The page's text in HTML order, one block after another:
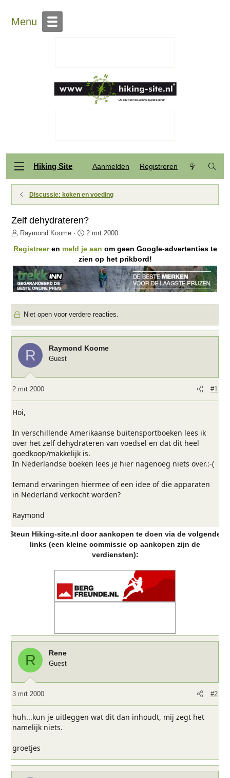
Menu
Hiking Site Aanmelden Registreren
Discussie: koken en voeding
Zelf dehydrateren?
O
d
r
w
e
r
p
s
t
a
t
e
r
Raymond Koome
S
a
r
a
t
u
m
2 mrt 2000
Registreeren meld je aan om geen Google-advertenties te
zien op het prikbord!
Niet open voor verdere reacties.
R Raymond Koome
Guest
2 mrt 2000 #1
Hoi,
In verschillende Amerikaanse buitensportboeken lees ik
over het zelf dehydrateren van voedsel en dat dit heel
goedkoop/makkelijk is.
In Nederlandse boeken lees je hier nagenoeg niets over.:-(
Iemand ervaringen hiermee of een idee of die apparaten
in Nederland verkocht worden?
Raymond
Steun Hiking-site.nl door aankopen te doen via de volgende
links (een kleine commissie op aankopen zijn de
verdiensten):
R Rene
Guest
3 mrt 2000 #2
huh...kun je uitleggen wat dit dan inhoudt, mij zegt het
namelijk niets.
groetjes